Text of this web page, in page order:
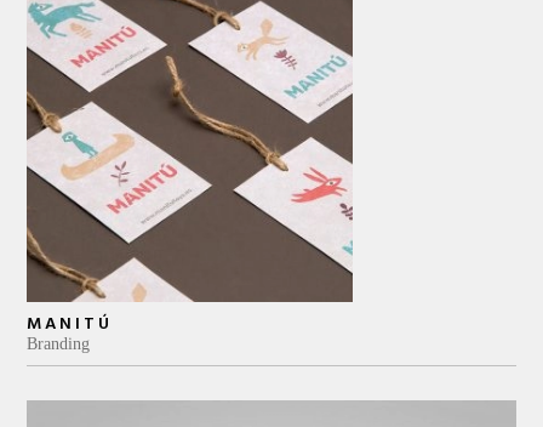
MANITÚ
Branding